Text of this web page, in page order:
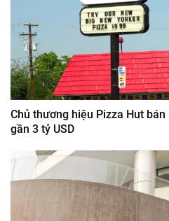
Chủ thương hiệu Pizza Hut
gần 3 tỷ USD